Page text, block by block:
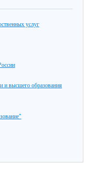
услуг
и высшего образования